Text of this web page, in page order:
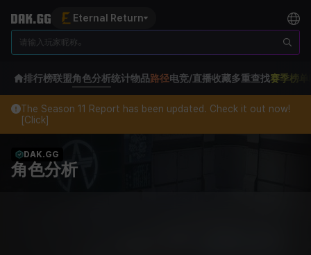
Eternal Return
排行榜联盟角色分析统计物品路径电竞/直播收藏多重查找赛季榜单
The Season 11 Report has been updated. Check it out now!
[Click]
DAK.GG
角色分析